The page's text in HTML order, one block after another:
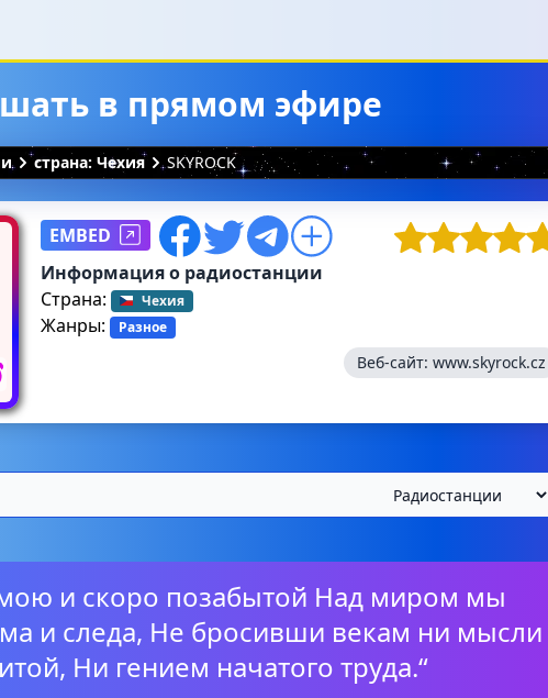
в прямом эфире
страна: Чехия SKYROCK
EMBED
Информация о радиостанции
Страна:
Чехия
Жанры: Разное
Веб-сайт: www.skyrock.cz
и скоро позабытой Над миром мы
и следа, Не бросивши векам ни мысли
Ни гением начатого труда.“